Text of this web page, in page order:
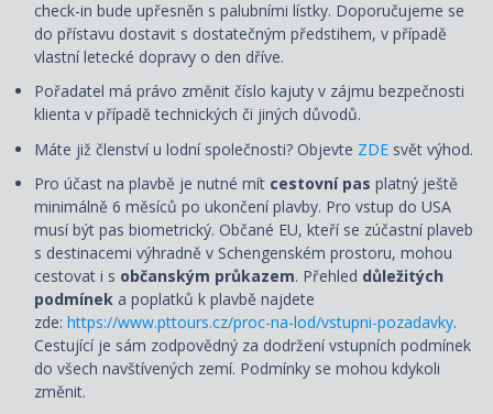
check-in bude upřesněn s palubními lístky. Doporučujeme se
do přístavu dostavit s dostatečným předstihem, v případě
vlastní letecké dopravy o den dříve.
Pořadatel má právo změnit číslo kajuty v zájmu bezpečnosti
klienta v případě technických či jiných důvodů.
Máte již členství u lodní společnosti? Objevte ZDE svět výhod.
Pro účast na plavbě je nutné mít cestovní pas platný ještě
minimálně 6 měsíců po ukončení plavby. Pro vstup do USA
musí být pas biometrický. Občané EU, kteří se zúčastní plaveb
s destinacemi výhradně v Schengenském prostoru, mohou
cestovat i s občanským průkazem. Přehled důležitých
podmínek a poplatků k plavbě najdete
zde: https://www.pttours.cz/proc-na-lod/vstupni-pozadavky.
Cestující je sám zodpovědný za dodržení vstupních podmínek
do všech navštívených zemí. Podmínky se mohou kdykoli
změnit.